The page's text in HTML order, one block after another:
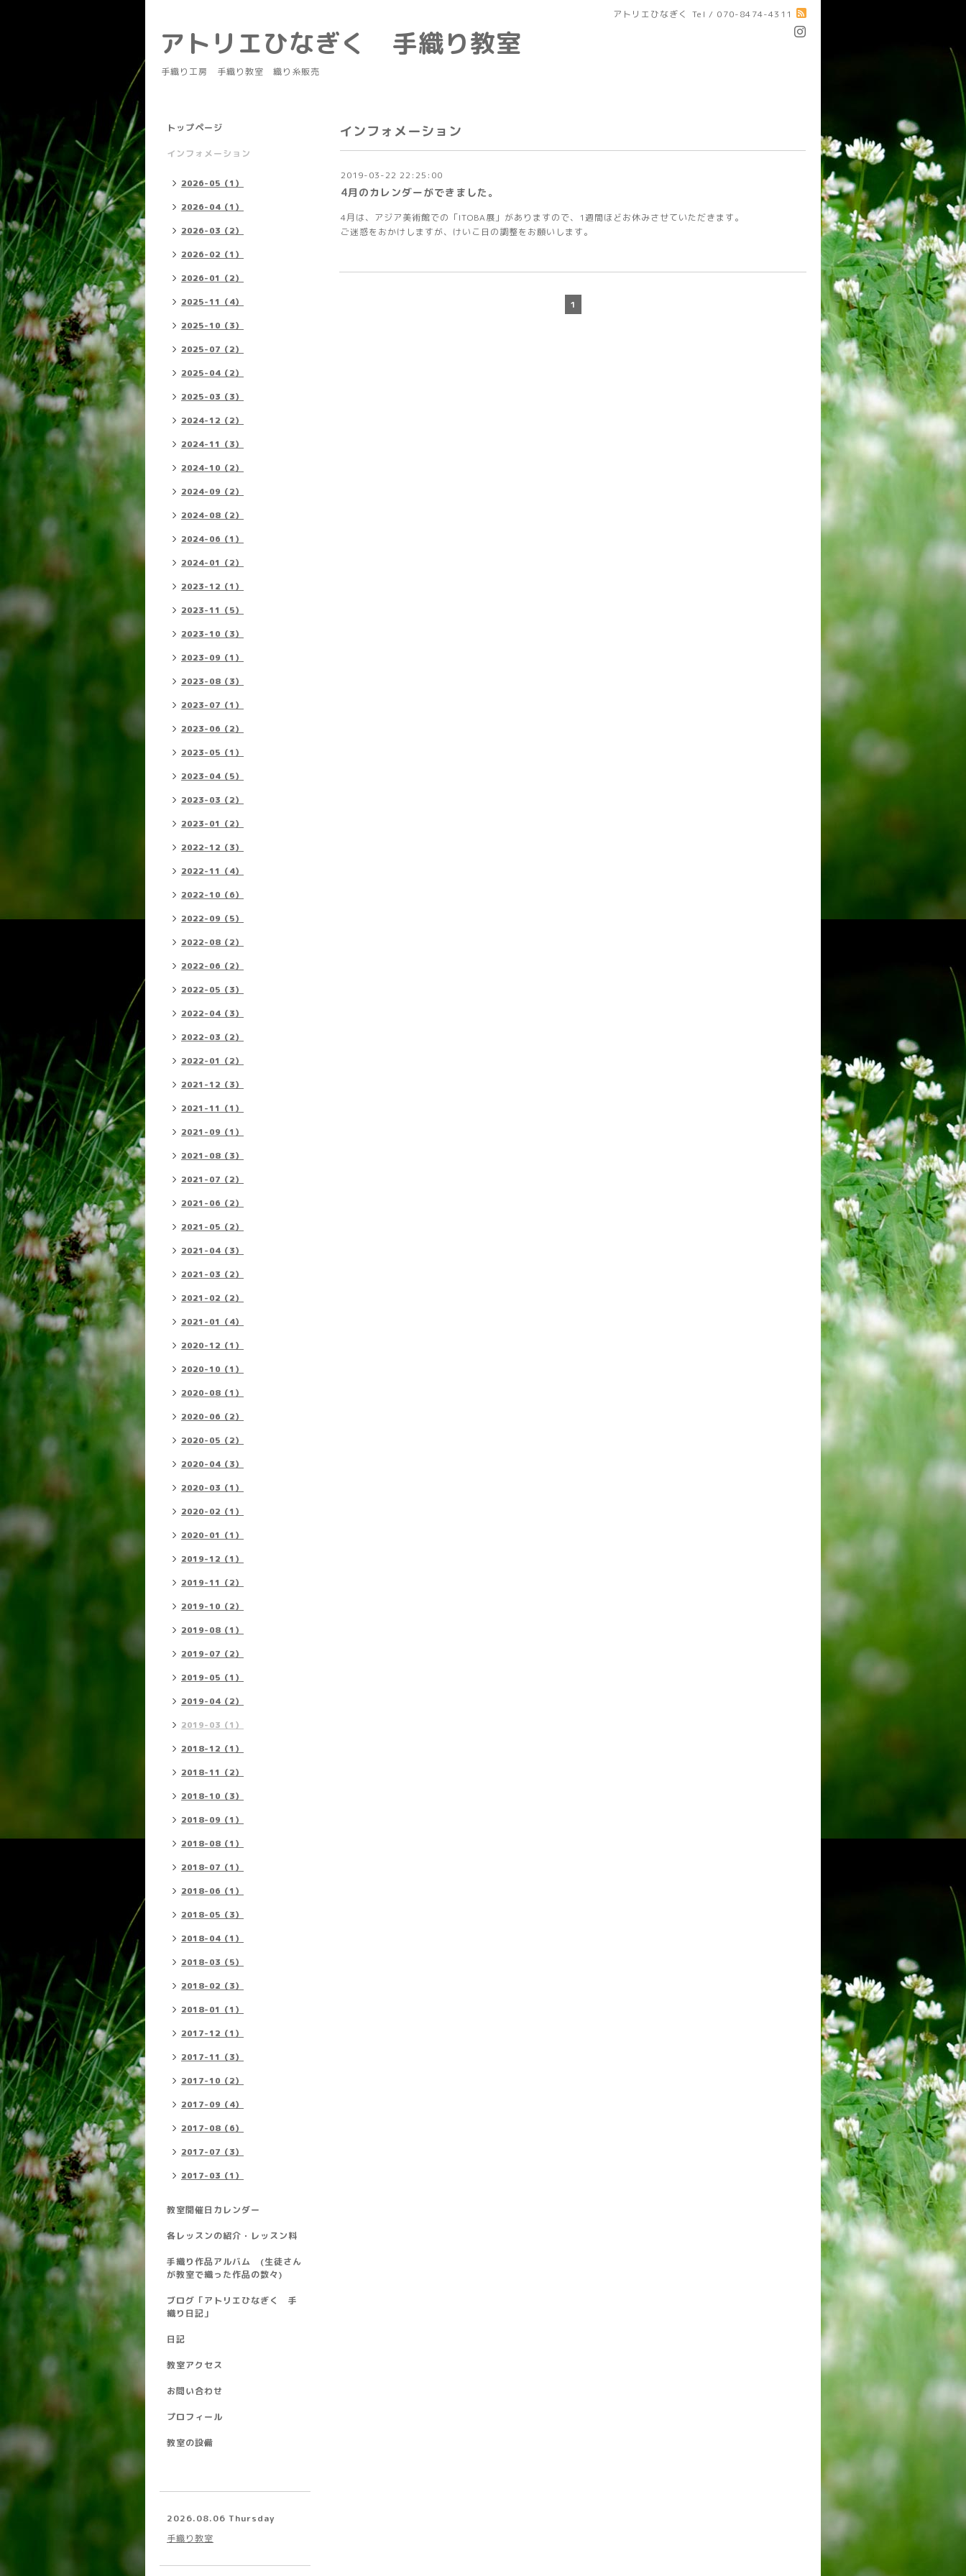
アトリエひなぎく Tel / 070-8474-4311
アトリエひなぎく 手織り教室
手織り工房 手織り教室 織り糸販売
インフォメーション
2019-03-22 22:25:00
4月のカレンダーができました。
4月は、アジア美術館での「ITOBA展」がありますので、1週間ほどお休みさせていただきます。
ご迷惑をおかけしますが、けいこ日の調整をお願いします。
1
トップページ
インフォメーション
2026-05（1）
2026-04（1）
2026-03（2）
2026-02（1）
2026-01（2）
2025-11（4）
2025-10（3）
2025-07（2）
2025-04（2）
2025-03（3）
2024-12（2）
2024-11（3）
2024-10（2）
2024-09（2）
2024-08（2）
2024-06（1）
2024-01（2）
2023-12（1）
2023-11（5）
2023-10（3）
2023-09（1）
2023-08（3）
2023-07（1）
2023-06（2）
2023-05（1）
2023-04（5）
2023-03（2）
2023-01（2）
2022-12（3）
2022-11（4）
2022-10（6）
2022-09（5）
2022-08（2）
2022-06（2）
2022-05（3）
2022-04（3）
2022-03（2）
2022-01（2）
2021-12（3）
2021-11（1）
2021-09（1）
2021-08（3）
2021-07（2）
2021-06（2）
2021-05（2）
2021-04（3）
2021-03（2）
2021-02（2）
2021-01（4）
2020-12（1）
2020-10（1）
2020-08（1）
2020-06（2）
2020-05（2）
2020-04（3）
2020-03（1）
2020-02（1）
2020-01（1）
2019-12（1）
2019-11（2）
2019-10（2）
2019-08（1）
2019-07（2）
2019-05（1）
2019-04（2）
2019-03（1）
2018-12（1）
2018-11（2）
2018-10（3）
2018-09（1）
2018-08（1）
2018-07（1）
2018-06（1）
2018-05（3）
2018-04（1）
2018-03（5）
2018-02（3）
2018-01（1）
2017-12（1）
2017-11（3）
2017-10（2）
2017-09（4）
2017-08（6）
2017-07（3）
2017-03（1）
教室開催日カレンダー
各レッスンの紹介・レッスン料
手織り作品アルバム (生徒さん
が教室で織った作品の数々)
ブログ「アトリエひなぎく 手
織り日記」
日記
教室アクセス
お問い合わせ
プロフィール
教室の設備
2026.08.06 Thursday
手織り教室